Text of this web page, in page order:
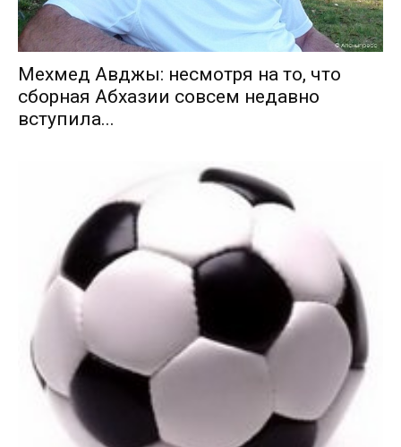
Мехмед Авджы: несмотря на то, что
сборная Абхазии совсем недавно
вступила...